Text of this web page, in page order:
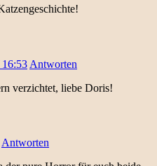
16:53 Antworten
verzichtet, liebe Doris!
Antworten